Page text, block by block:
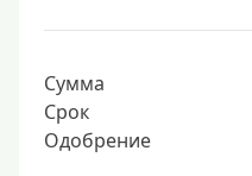
Сумма
Срок
Одобрение